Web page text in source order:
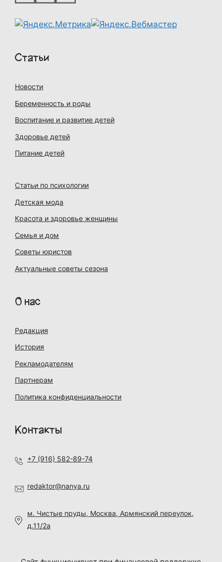
Статьи
Новости
Беременность и роды
Воспитание и развитие детей
Здоровье детей
Питание детей
Статьи по психологии
Детская мода
Красота и здоровье женщины
Семья и дом
Советы юристов
Актуальные советы сезона
О нас
Редакция
История
Рекламодателям
Партнерам
Политика конфиденциальности
Контакты
+7 (916) 582-89-74
redaktor@nanya.ru
м. Чистые пруды, Москва, Армянский переулок,
д.11/2а